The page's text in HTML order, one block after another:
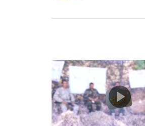
عبدالملك بدرالدين الحوثي 20
وحي المأساة | فرقة